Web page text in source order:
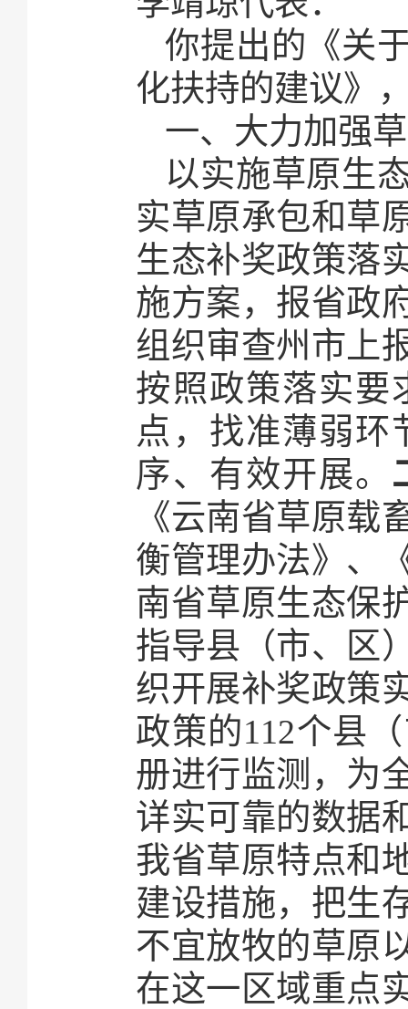
你提出的《关
化扶持的建议》
一、大力加强
以实施草原生
实草原承包和草
生态补奖政策落
施方案，报省政
组织审查州市上
按照政策落实要
点，找准薄弱环
序、有效开展。
《云南省草原载
衡管理办法》、
南省草原生态保
指导县（市、区
织开展补奖政策
政策的112个县
册进行监测，为
详实可靠的数据
我省草原特点和
建设措施，把生
不宜放牧的草原
在这一区域重点